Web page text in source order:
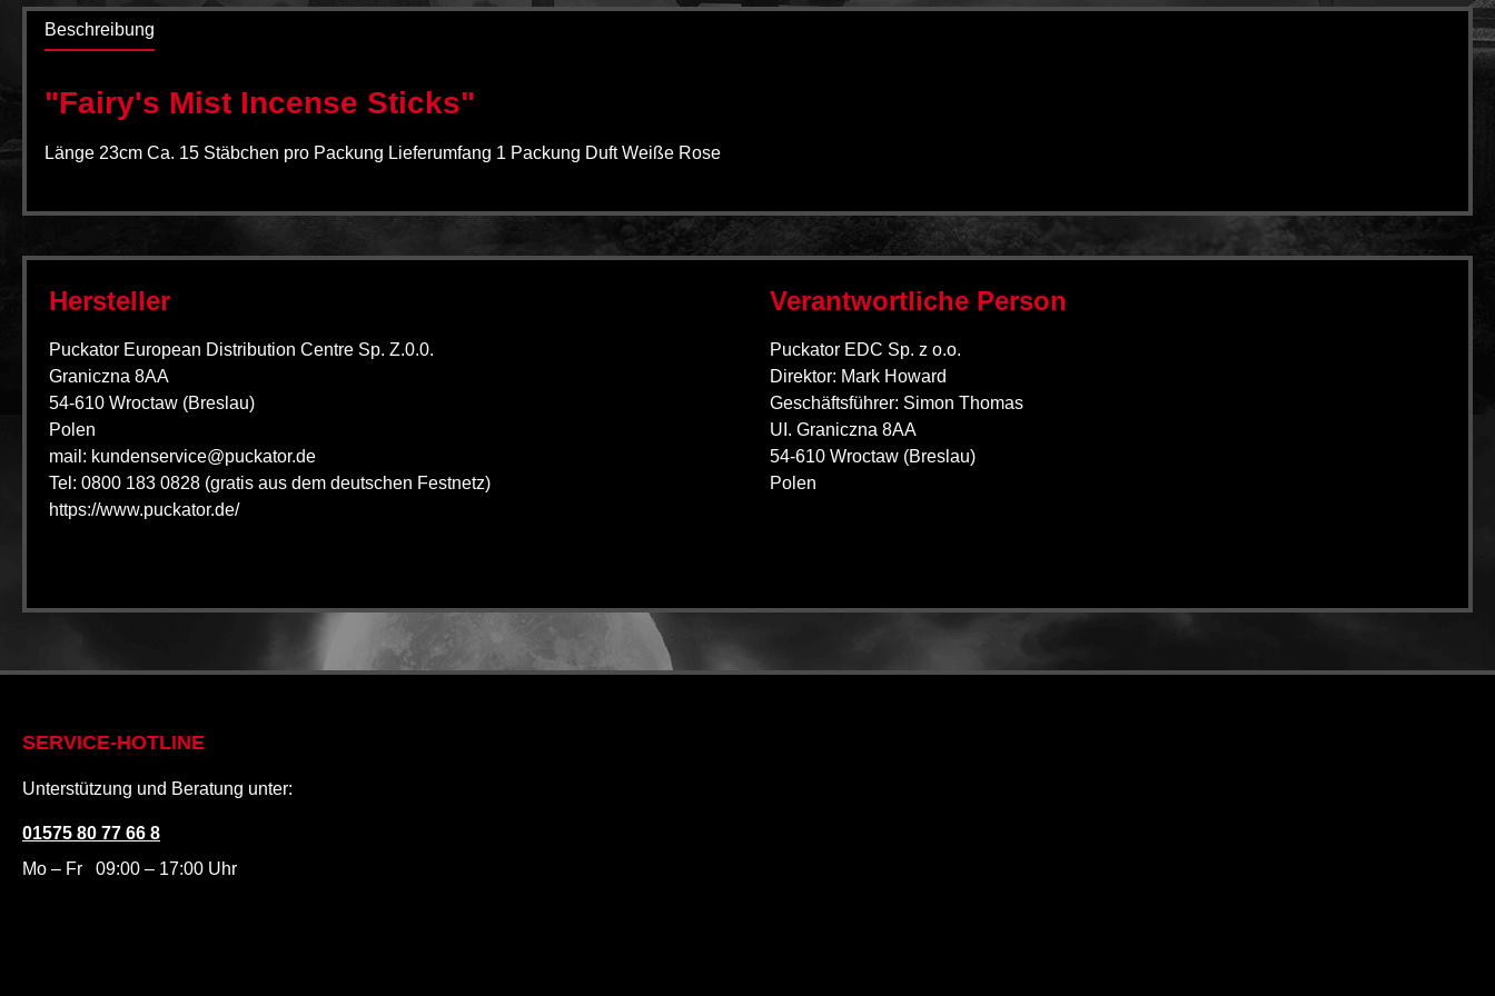
Beschreibung
"Fairy's Mist Incense Sticks"
Länge 23cm Ca. 15 Stäbchen pro Packung Lieferumfang 1 Packung Duft Weiße Rose
Hersteller
Puckator European Distribution Centre Sp. Z.0.0.
Graniczna 8AA
54-610 Wroctaw (Breslau)
Polen
mail: kundenservice@puckator.de
Tel: 0800 183 0828 (gratis aus dem deutschen Festnetz)
https://www.puckator.de/
Verantwortliche Person
Puckator EDC Sp. z o.o.
Direktor: Mark Howard
Geschäftsführer: Simon Thomas
UI. Graniczna 8AA
54-610 Wroctaw (Breslau)
Polen
SERVICE-HOTLINE
Unterstützung und Beratung unter:
01575 80 77 66 8
Mo – Fr 09:00 – 17:00 Uhr